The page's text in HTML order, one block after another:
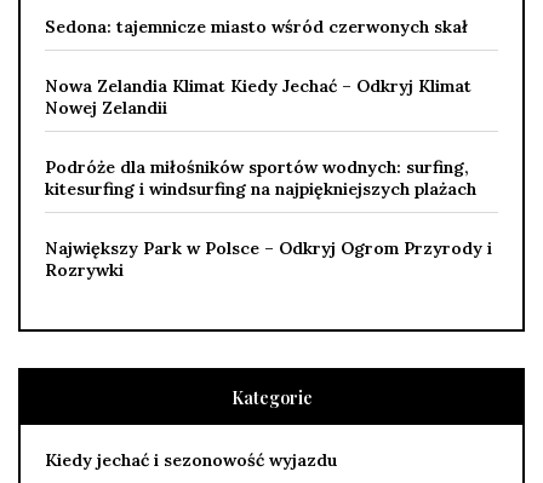
Sedona: tajemnicze miasto wśród czerwonych skał
Nowa Zelandia Klimat Kiedy Jechać – Odkryj Klimat
Nowej Zelandii
Podróże dla miłośników sportów wodnych: surfing,
kitesurfing i windsurfing na najpiękniejszych plażach
Największy Park w Polsce – Odkryj Ogrom Przyrody i
Rozrywki
Kategorie
Kiedy jechać i sezonowość wyjazdu